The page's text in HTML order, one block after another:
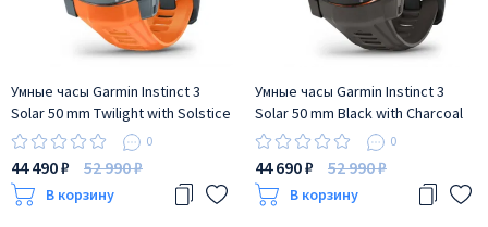
Умные часы Garmin Instinct 3
Solar 50 mm Twilight with Solstice
Band
0
44 490 ₽ 52 990 ₽
В корзину
Умные часы Garmin Instinct 3
Solar 50 mm Black with Charcoal
Band
0
44 690 ₽ 52 990 ₽
В корзину